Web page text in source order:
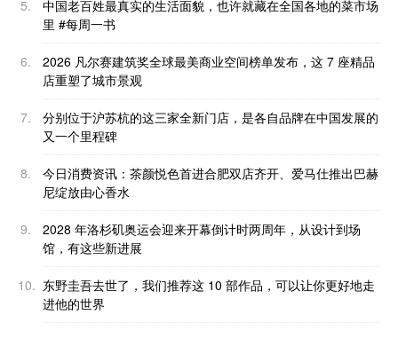
5.
中国老百姓最真实的生活面貌，也许就藏在全国各地的菜市场
里 #每周一书
6.
2026 凡尔赛建筑奖全球最美商业空间榜单发布，这 7 座精品
店重塑了城市景观
7.
分别位于沪苏杭的这三家全新门店，是各自品牌在中国发展的
又一个里程碑
8.
今日消费资讯：茶颜悦色首进合肥双店齐开、爱马仕推出巴赫
尼绽放由心香水
9.
2028 年洛杉矶奥运会迎来开幕倒计时两周年，从设计到场
馆，有这些新进展
10. 东野圭吾去世了，我们推荐这 10 部作品，可以让你更好地走
进他的世界